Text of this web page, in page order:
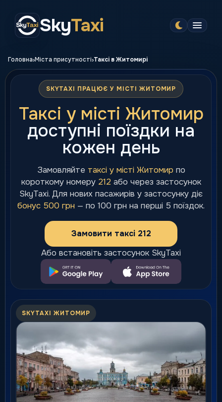
SkyTaxi
Головна›Міста присутності›Таксі в Житомирі
SKYTAXI ПРАЦЮЄ У МІСТІ ЖИТОМИР
Таксі у місті Житомир
доступні поїздки на
кожен день
Замовляйте таксі у місті Житомир по
короткому номеру 212або через застосунок
SkyTaxi. Для нових пасажирів у застосунку діє
бонус 500 грн — по 100 грн на перші 5 поїздок.
Замовити таксі 212
Або встановіть застосунок SkyTaxi
SKYTAXI ЖИТОМИР